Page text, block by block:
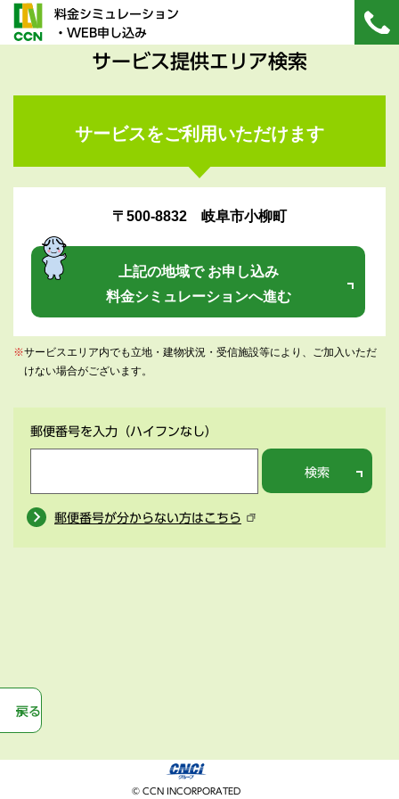
料金シミュレーション
・WEB申し込み
サービス提供エリア検索
サービスをご利用いただけます
〒500-8832 岐阜市小柳町
上記の地域で お申し込み
料金シミュレーションへ進む
※サービスエリア内でも立地・建物状況・受信施設等により、ご加入いただ
けない場合がございます。
郵便番号を入力 （ハイフンなし）
検索
郵便番号が分からない方はこちら
戻る
© CCN INCORPORATED